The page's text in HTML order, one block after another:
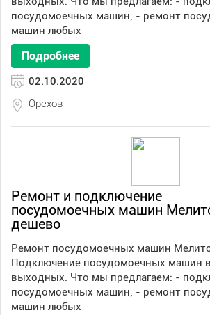
посудомоечных машин; - ремонт
машин любых
Подробнее
02.10.2020
Орехов
Ремонт и подключение
посудомоечных машин
дешево
Ремонт посудомоечных машин
Подключение посудомоечных машин
выходных. Что мы предлагаем: -
посудомоечных машин; - ремонт
машин любых